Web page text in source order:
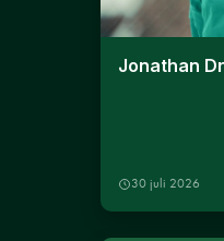
Jonathan
30 juli 2026